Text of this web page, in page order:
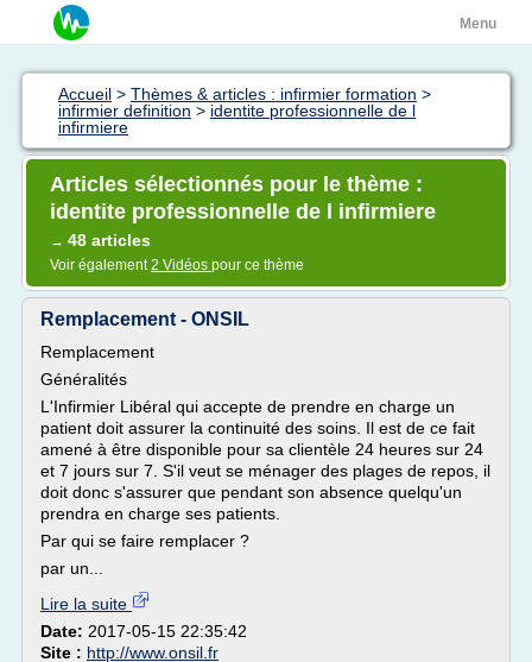
Menu
Accueil > Thèmes & articles : infirmier formation >
infirmier definition > identite professionnelle de l
infirmiere
Articles sélectionnés pour le thème :
identite professionnelle de l infirmiere
→ 48 articles
Voir également2 Vidéos pour ce thème
Remplacement - ONSIL
Remplacement
Généralités
L'Infirmier Libéral qui accepte de prendre en charge un
patient doit assurer la continuité des soins. Il est de ce fait
amené à être disponible pour sa clientèle 24 heures sur 24
et 7 jours sur 7. S'il veut se ménager des plages de repos, il
doit donc s'assurer que pendant son absence quelqu'un
prendra en charge ses patients.
Par qui se faire remplacer ?
par un...
Lire la suite
Date: 2017-05-15 22:35:42
Site : http://www.onsil.fr